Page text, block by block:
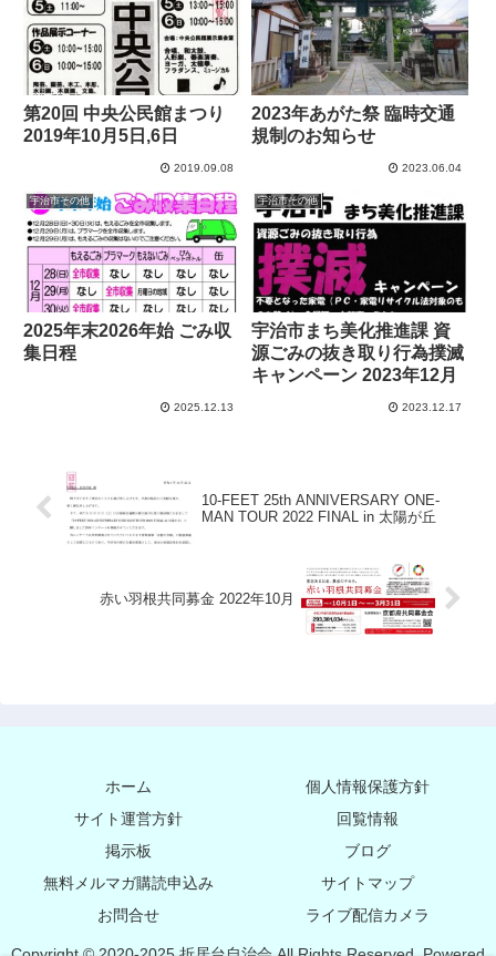
第20回 中央公民館まつり
2019年10月5日,6日
2019.09.08
2023年あがた祭 臨時交通
規制のお知らせ
2023.06.04
宇治市その他
2025年末2026年始 ごみ収
集日程
2025.12.13
宇治市その他
宇治市まち美化推進課 資
源ごみの抜き取り行為撲滅
キャンペーン 2023年12月
2023.12.17
10-FEET 25th ANNIVERSARY ONE-
MAN TOUR 2022 FINAL in 太陽が丘
赤い羽根共同募金 2022年10月
ホーム
個人情報保護方針
サイト運営方針
回覧情報
掲示板
ブログ
無料メルマガ購読申込み
サイトマップ
お問合せ
ライブ配信カメラ